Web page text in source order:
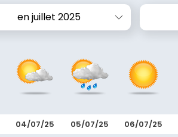
en juillet 2025
04/07/25 05/07/25 06/07/25